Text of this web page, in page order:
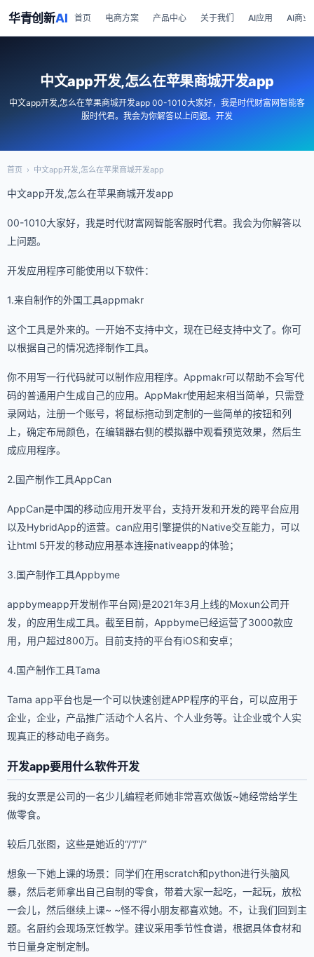
华青创新AI 首页 电商方案 产品中心 关于我们 AI应用 AI商业
中文app开发,怎么在苹果商城开发app
中文app开发,怎么在苹果商城开发app 00-1010大家好，我是时代财富网智能客
服时代君。我会为你解答以上问题。开发
首页 › 中文app开发,怎么在苹果商城开发app
中文app开发,怎么在苹果商城开发app
00-1010大家好，我是时代财富网智能客服时代君。我会为你解答以
上问题。
开发应用程序可能使用以下软件：
1.来自制作的外国工具appmakr
这个工具是外来的。一开始不支持中文，现在已经支持中文了。你可
以根据自己的情况选择制作工具。
你不用写一行代码就可以制作应用程序。Appmakr可以帮助不会写代
码的普通用户生成自己的应用。AppMakr使用起来相当简单，只需登
录网站，注册一个账号，将鼠标拖动到定制的一些简单的按钮和列
上，确定布局颜色，在编辑器右侧的模拟器中观看预览效果，然后生
成应用程序。
2.国产制作工具AppCan
AppCan是中国的移动应用开发平台，支持开发和开发的跨平台应用
以及HybridApp的运营。can应用引擎提供的Native交互能力，可以
让html 5开发的移动应用基本连接nativeapp的体验；
3.国产制作工具Appbyme
appbymeapp开发制作平台网)是2021年3月上线的Moxun公司开
发，的应用生成工具。截至目前，Appbyme已经运营了3000款应
用，用户超过800万。目前支持的平台有iOS和安卓；
4.国产制作工具Tama
Tama app平台也是一个可以快速创建APP程序的平台，可以应用于
企业，企业，产品推广活动个人名片、个人业务等。让企业或个人实
现真正的移动电子商务。
开发app要用什么软件开发
我的女票是公司的一名少儿编程老师她非常喜欢做饭~她经常给学生
做零食。
较后几张图，这些是她近的“/”/“/”
想象一下她上课的场景：同学们在用scratch和python进行头脑风
暴，然后老师拿出自己自制的零食，带着大家一起吃，一起玩，放松
一会儿，然后继续上课~ ~怪不得小朋友都喜欢她。不，让我们回到主
题。名厨约会现场烹饪教学。建议采用季节性食谱，根据具体食材和
节日量身定制定制。